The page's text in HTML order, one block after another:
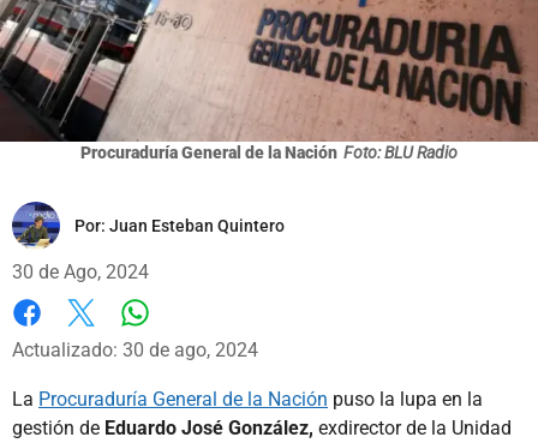
Procuraduría General de la Nación Foto: BLU Radio
Por: Juan Esteban Quintero
30 de Ago, 2024
Facebook
X
Actualizado: 30 de ago, 2024
La Procuraduría General de la Nación puso la lupa en la
gestión de Eduardo José González, exdirector de la Unidad